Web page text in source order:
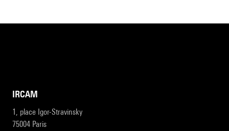
IRCAM
1, place Igor-Stravinsky
75004 Paris